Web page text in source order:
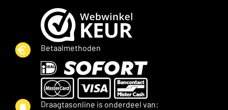
Betaalmethoden
Draagtasonline is onderdeel van: